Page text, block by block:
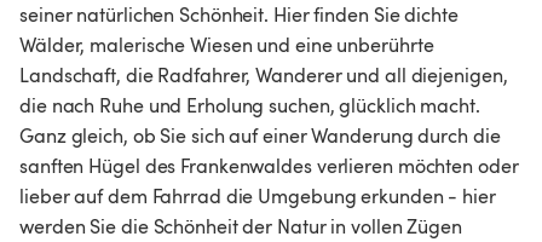
seiner natürlichen Schönheit. Hier finden Sie dichte
Wälder, malerische Wiesen und eine unberührte
Landschaft, die Radfahrer, Wanderer und all diejenigen,
die nach Ruhe und Erholung suchen, glücklich macht.
Ganz gleich, ob Sie sich auf einer Wanderung durch die
sanften Hügel des Frankenwaldes verlieren möchten oder
lieber auf dem Fahrrad die Umgebung erkunden - hier
werden Sie die Schönheit der Natur in vollen Zügen